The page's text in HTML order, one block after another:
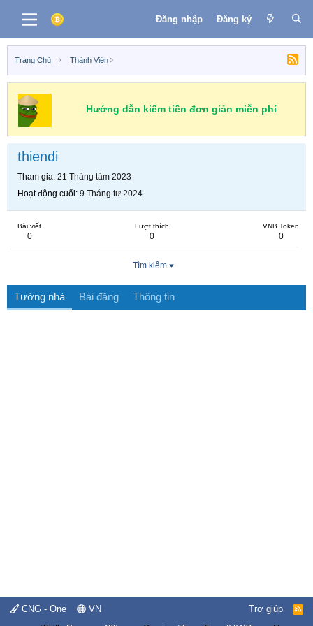
Đăng nhập Đăng ký
Trang Chủ Thành Viên
Hướng dẫn kiếm tiền đơn giản miễn phí
thiendi
Tham gia 21 Tháng tám 2023
Hoạt động cuối 9 Tháng tư 2024
Bài viết
0
Lượt thích
0
VNB Token
0
Tìm kiếm
Tường nhà Bài đăng Thông tin
CNG - One VN Trợ giúp
R